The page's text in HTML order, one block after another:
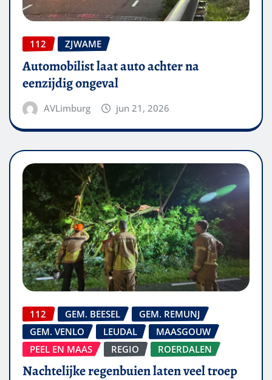
112 ZJWAME
Automobilist laat auto achter na
eenzijdig ongeval
AVLimburg jun 21, 2026
112 GEM. BEESEL
GEM. REMUNJ
GEM. VENLO
LEUDAL
MAASGOUW
PEEL EN MAAS
REGIO ROERDALEN
Nachtelijke regenbuien laten veel troep